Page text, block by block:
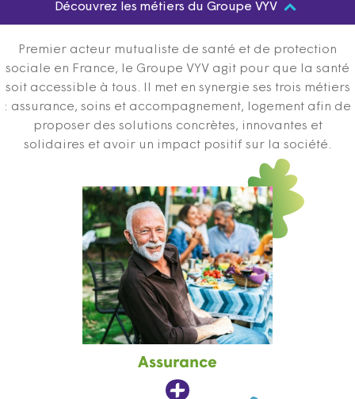
Découvrez les métiers du Groupe VYV
Premier acteur mutualiste de santé et de protection
sociale en France, le Groupe VYV agit pour que la santé
soit accessible à tous. Il met en synergie ses trois métiers
: assurance, soins et accompagnement, logement afin de
proposer des solutions concrètes, innovantes et
solidaires et avoir un impact positif sur la société.
Assurance